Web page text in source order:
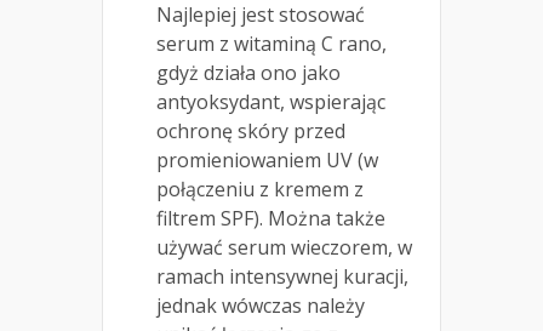
Najlepiej jest stosować
serum z witaminą C rano,
gdyż działa ono jako
antyoksydant, wspierając
ochronę skóry przed
promieniowaniem UV (w
połączeniu z kremem z
filtrem SPF). Można także
używać serum wieczorem, w
ramach intensywnej kuracji,
jednak wówczas należy